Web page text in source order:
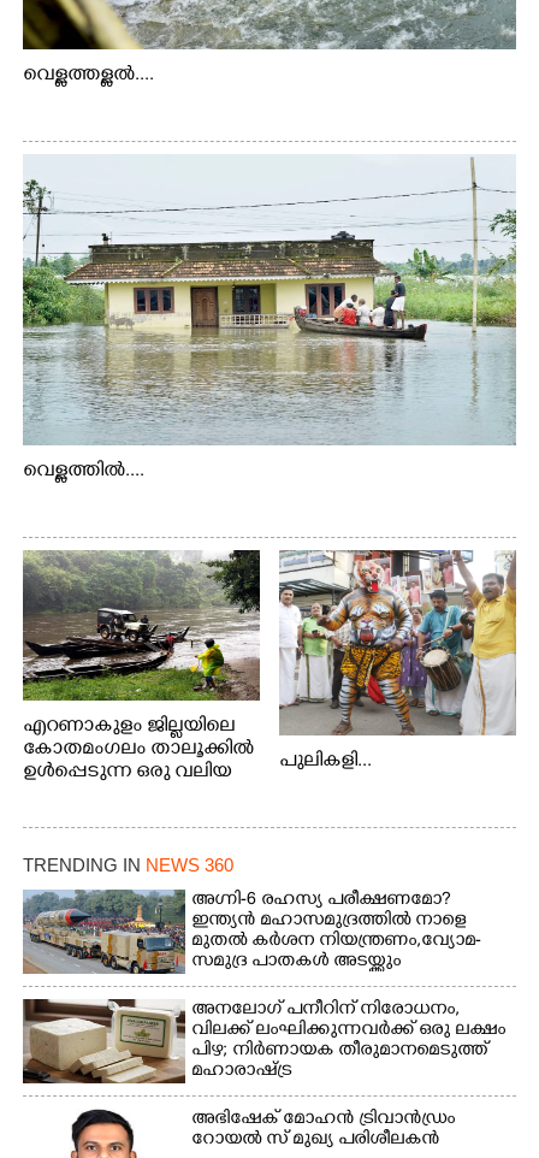
വെള്ളത്തള്ളൽ....
വെള്ളത്തിൽ....
എറണാകുളം ജില്ലയിലെ
കോതമംഗലം താലൂക്കിൽ
ഉൾപ്പെടുന്ന ഒരു വലിയ
വെള്ളാരംകുത്ത്,
കത്തിപ്പാറ, ഉറിയംപെട്ടി,
തേക്കല്ല്, വെട്ടിക്കല്ല്,
മഞ്ചപ്പാറ എന്നീ ആറു
സ്ഥലങ്ങളിലേക്കുള്ള
പ്രധാന സഞ്ചാര
മാർഗമാണ് ഈ കാണുന്ന
കടത്ത് വള്ളം
പുലികളി...
TRENDING IN NEWS 360
അഗ്നി-6 രഹസ്യ പരീക്ഷണമോ?
ഇന്ത്യൻ മഹാസമുദ്രത്തിൽ നാളെ
മുതൽ കർശന നിയന്ത്രണം,വ്യോമ-
സമുദ്ര പാതകൾ അടയ്ക്കും
അനലോഗ് പനീറിന് നിരോധനം,
വിലക്ക് ലംഘിക്കുന്നവർക്ക് ഒരു ലക്ഷം
പിഴ; നിർണായക തീരുമാനമെടുത്ത്
മഹാരാഷ്ട്ര
അഭിഷേക് മോഹൻ ട്രിവാൻഡ്രം
റോയൽ സ് മുഖ്യ പരിശീലകൻ